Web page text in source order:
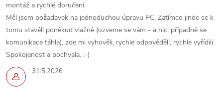
31.5.2026
montáž a rychlé doručení
Měl jsem požadavek na jednoduchou úpravu PC. Zatímco jinde se k
tomu stavěli poněkud vlažně (ozveme se vám - a nic, případně se
komunikace táhla), zde mi vyhověli, rychle odpověděli, rychle vyřídili.
Spokojenost a pochvala. :-)